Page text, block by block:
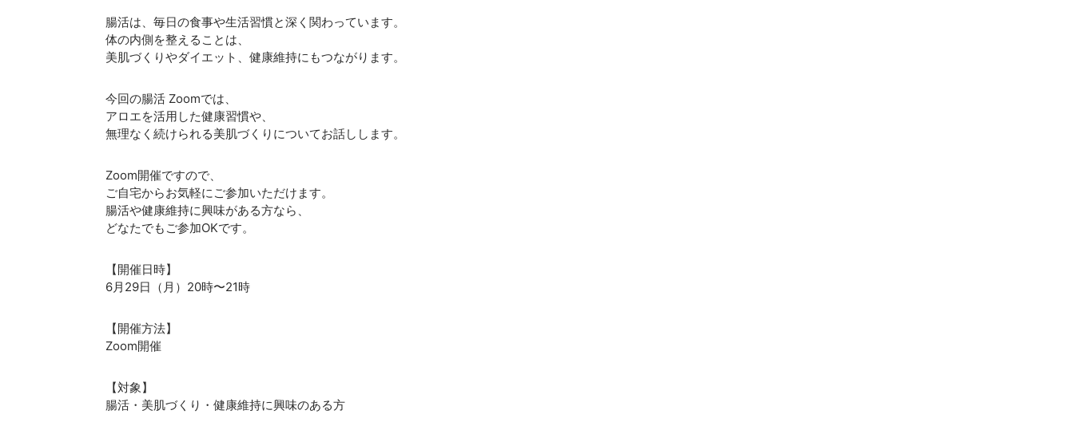
腸活は、毎日の食事や生活習慣と深く関わっています。
体の内側を整えることは、
美肌づくりやダイエット、健康維持にもつながります。
今回の腸活 Zoomでは、
アロエを活用した健康習慣や、
無理なく続けられる美肌づくりについてお話しします。
Zoom開催ですので、
ご自宅からお気軽にご参加いただけます。
腸活や健康維持に興味がある方なら、
どなたでもご参加OKです。
【開催日時】
6月29日（月）20時〜21時
【開催方法】
Zoom開催
【対象】
腸活・美肌づくり・健康維持に興味のある方